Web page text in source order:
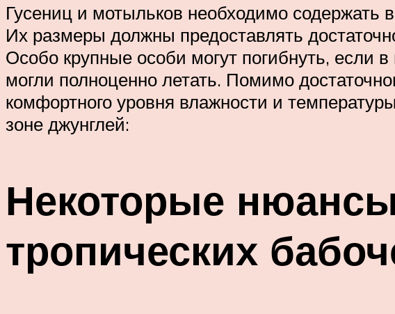
Гусениц и мотыльков необходимо содержать
Их размеры должны предоставлять
Особо крупные особи могут погибнуть, если
могли полноценно летать. Помимо
комфортного уровня влажности и
зоне джунглей:
Некоторые
тропических